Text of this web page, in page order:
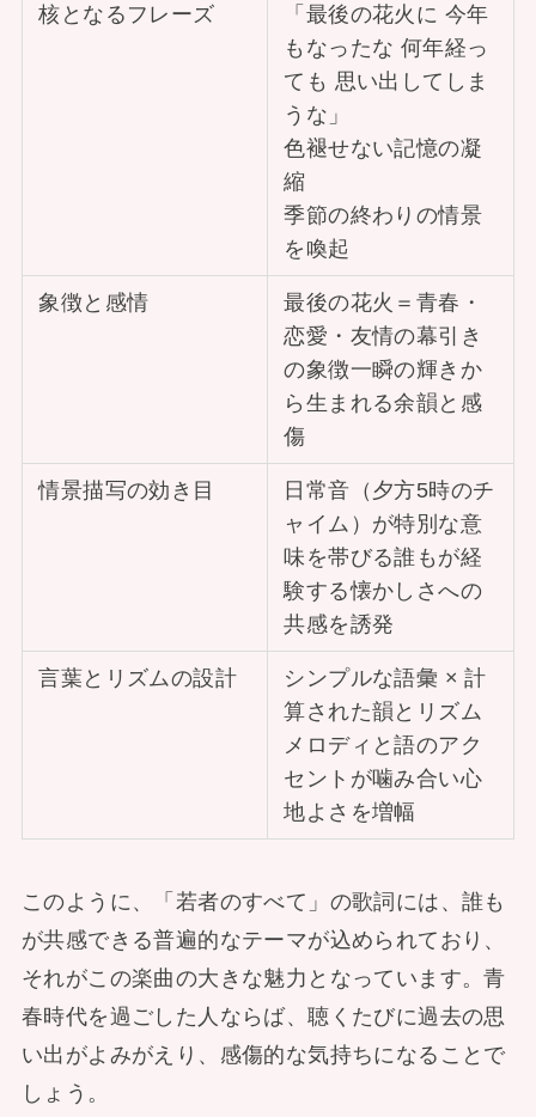
核となるフレーズ
「最後の花火に 今年
もなったな 何年経っ
ても 思い出してしま
うな」
色褪せない記憶の凝
縮
季節の終わりの情景
を喚起
象徴と感情
最後の花火＝青春・
恋愛・友情の幕引き
の象徴一瞬の輝きか
ら生まれる余韻と感
傷
情景描写の効き目
日常音（夕方5時のチ
ャイム）が特別な意
味を帯びる誰もが経
験する懐かしさへの
共感を誘発
言葉とリズムの設計
シンプルな語彙 × 計
算された韻とリズム
メロディと語のアク
セントが噛み合い心
地よさを増幅
このように、「若者のすべて」の歌詞には、誰も
が共感できる普遍的なテーマが込められており、
それがこの楽曲の大きな魅力となっています。青
春時代を過ごした人ならば、聴くたびに過去の思
い出がよみがえり、感傷的な気持ちになることで
しょう。